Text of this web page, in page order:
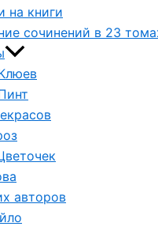
на книги
сочинений в 23
авторов